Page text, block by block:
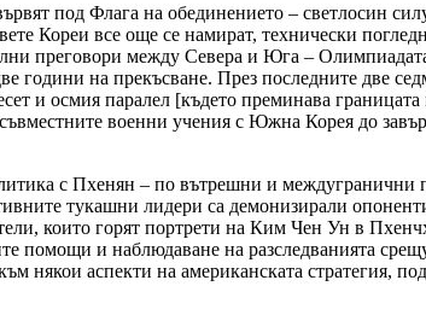
под Флага на обединението – светлосин
Кореи все още се намират, технически
преговори между Севера и Юга –
години на прекъсване. През последните две
и осмия паралел [където преминава
военни учения с Южна Корея до
с Пхенян – по вътрешни и междугранични
тукашни лидери са демонизирали
които горят портрети на Ким Чен Ун в
помощи и наблюдаване на разследванията
някои аспекти на американската стратегия,